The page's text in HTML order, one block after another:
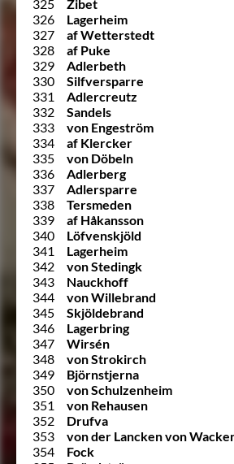
325
Zibet
326
Lagerheim
327
af Wetterstedt
328
af Puke
329
Adlerbeth
330
Silfversparre
331
Adlercreutz
332
Sandels
333
von Engeström
334
af Klercker
335
von Döbeln
336
Adlerberg
337
Adlersparre
338
Tersmeden
339
af Håkansson
340
Löfvenskjöld
341
Lagerheim
342
von Stedingk
343
Nauckhoff
344
von Willebrand
345
Skjöldebrand
346
Lagerbring
347
Wirsén
348
von Strokirch
349
Björnstjerna
350
von Schulzenheim
351
von Rehausen
352
Drufva
353
von der Lancken von
354
Fock